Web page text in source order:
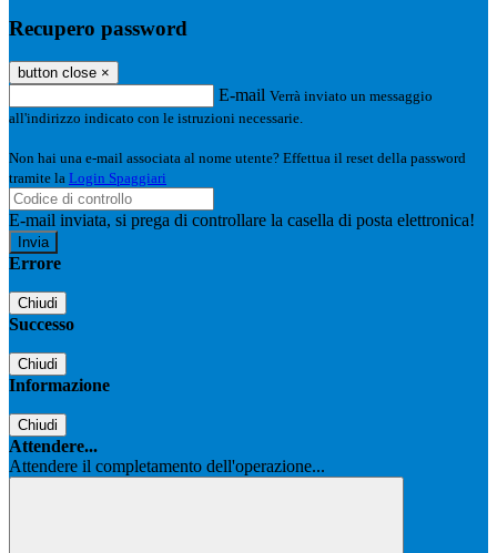
Recupero password
button close ×
E-mail Verrà inviato un messaggio
all'indirizzo indicato con le istruzioni necessarie.
Non hai una e-mail associata al nome utente? Effettua il reset della password
tramite la Login Spaggiari
E-mail inviata, si prega di controllare la casella di posta elettronica!
Errore
Chiudi
Successo
Chiudi
Informazione
Chiudi
Attendere...
Attendere il completamento dell'operazione...